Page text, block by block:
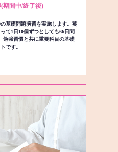
期間中/終了後)
基礎問題演習を実施します。英
て1日10個ずつとしても66日間
勉強習慣と共に重要科目の基礎
です。